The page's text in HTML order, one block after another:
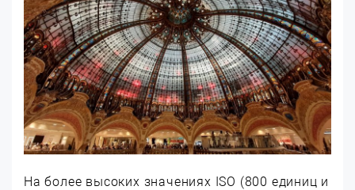
На более высоких значениях ISO (800 единиц и